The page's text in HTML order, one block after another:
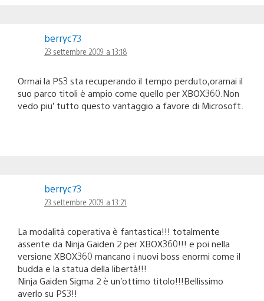
berryc73
23 settembre 2009 a 13:18
Ormai la PS3 sta recuperando il tempo perduto,oramai il
suo parco titoli è ampio come quello per XBOX360.Non
vedo piu’ tutto questo vantaggio a favore di Microsoft.
berryc73
23 settembre 2009 a 13:21
La modalità coperativa è fantastica!!! totalmente
assente da Ninja Gaiden 2 per XBOX360!!! e poi nella
versione XBOX360 mancano i nuovi boss enormi come il
budda e la statua della libertà!!!
Ninja Gaiden Sigma 2 è un’ottimo titolo!!!Bellissimo
averlo su PS3!!